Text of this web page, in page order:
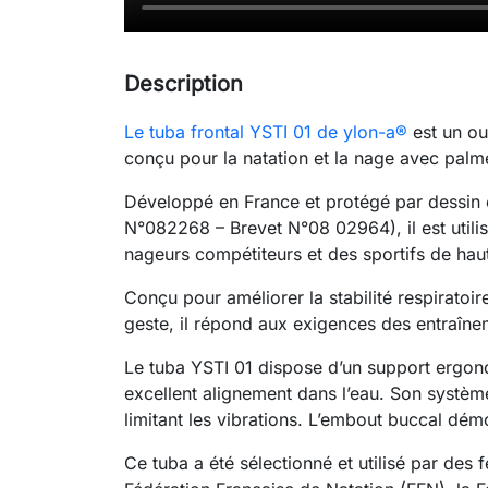
Description
Le tuba frontal YSTI 01 de ylon-a® est un
conçu pour la natation et la nage avec
Développé en France et protégé par
N°082268 – Brevet N°08 02964), il est
nageurs compétiteurs et des sportifs de
Conçu pour améliorer la stabilité
geste, il répond aux exigences des
Le tuba YSTI 01 dispose d’un support
excellent alignement dans l’eau. Son
limitant les vibrations. L’embout buccal
Ce tuba a été sélectionné et utilisé par des